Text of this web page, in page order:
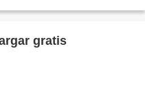
gratis